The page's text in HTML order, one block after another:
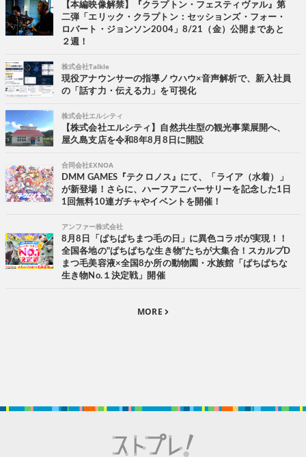
【本編映像解禁】『クラプトン・フェスティヴァル』第
二弾「エリック・クラプトン：セッションズ・フォー・
ロバート・ジョンソン2004」8/21（金）公開まであと
２週！
株式会社Talkle
現役アナウンサーの指導ノウハウ×音声解析で、新入社員
の「話す力・伝える力」を可視化
株式会社エルシティ
【株式会社エルシティ】自然共生型の観光事業展開へ、
屋久島支店を令和8年8月8日に開設
合同会社EXNOA
DMM GAMES『テクロノス』にて、「ライア（水着）」
が新登場！さらに、ハーフアニバーサリーを記念した1日
1回無料10連ガチャやイベントを開催！
アンファー株式会社
8月8日「ぱちぱちまつ毛の日」に異色コラボが実現！！
全国各地の"ぱちぱちな生き物"たちが大集合！スカルプD
まつ毛美容液×全国8か所の動物園・水族館「ぱちぱちな
生き物No.１決定戦」開催
MORE